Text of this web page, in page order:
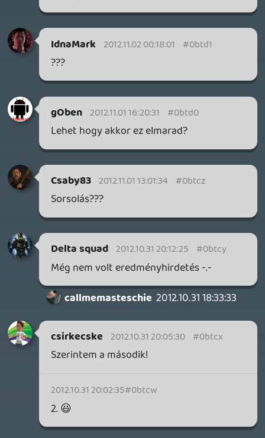
wolfman 2012.10.29 15:28:55 #0btcn
szerintem a második!
Betwo
Szerintem az első!:)
katsazoli
Szerintem az első!
Slater
Szerintem az első!
sigraph 2012.10.29 12:08:40 #0btcj
Szerintem az első!
2012.10.29 09:33:12
szerintem lekéstetek 🙂 mikor lesz nyertes
hírdetve?
msadmin 2012.10.29 09:31:26 #0btch
Szerintem a második!
chrss 2012.10.29 09:21:02 #0btcg
Szerintem a második!